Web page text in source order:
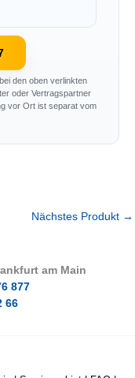
den oben verlinkten
oder Vertragspartner
vor Ort ist separat vom
Nächstes Produkt →
am Main
877
66